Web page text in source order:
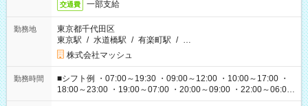
交通費 一部支給
勤務地
東京都千代田区
東京駅 / 水道橋駅 / 有楽町駅 / …
株式会社マッシュ
勤務時間
■シフト例 ・07:00～19:30 ・09:00～12:00 ・10:00～17:00 ・
18:00～23:00 ・19:00～07:00 ・20:00～09:00 ・22:00～06:00
etc ★最短で3時間で5,120円のお仕事から 15時間で2万円近く稼